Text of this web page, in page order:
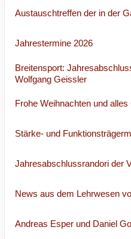
Austauschtreffen der in der
Jahrestermine 2026
Breitensport:
Wolfgang Geissler
Frohe Weihnachten und
Stärke- und
Jahresabschlussrandori der
News aus dem Lehrwesen
Andreas Esper und Daniel